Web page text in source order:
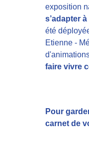
exposition
s’adapter
été
Etienne -
faire vivre
Pour
carnet de